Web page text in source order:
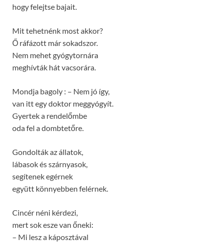
hogy felejtse bajait.
Mit tehetnénk most akkor?
Ő ráfázott már sokadszor.
Nem mehet gyógytornára
meghívták hát vacsorára.
Mondja bagoly : – Nem jó így,
van itt egy doktor meggyógyít.
Gyertek a rendelőmbe
oda fel a dombtetőre.
Gondolták az állatok,
lábasok és szárnyasok,
segítenek egérnek
együtt könnyebben felérnek.
Cincér néni kérdezi,
mert sok esze van őneki:
– Mi lesz a káposztával